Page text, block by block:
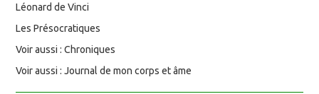
Léonard de Vinci
Les Présocratiques
Voir aussi : Chroniques
Voir aussi : Journal de mon corps et âme